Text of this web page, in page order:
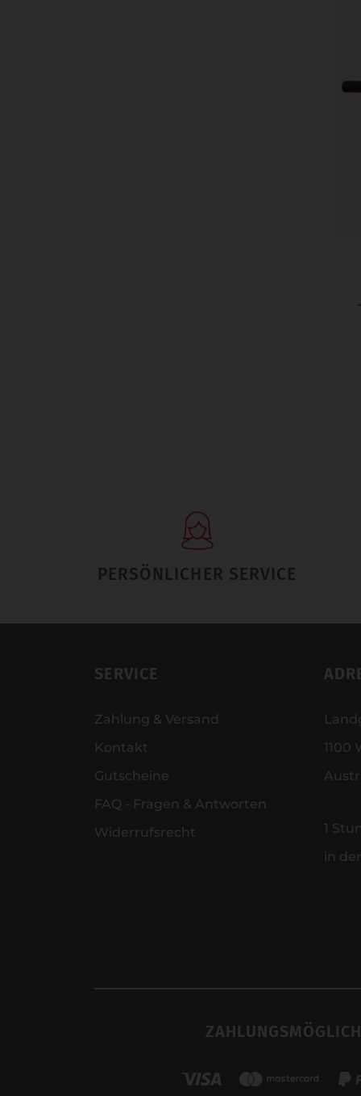
PERSÖNLICHER SERVICE
SERVICE
Zahlung & Versand
Kontakt
Gutscheine
FAQ - Fragen & Antworten
Widerrufsrecht
1100
1
in